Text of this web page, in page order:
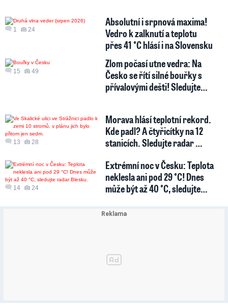
1 24
Absolutní i srpnová maxima!
Vedro k zalknutí a teplotu
přes 41 °C hlásí i na Slovensku
15 49
Zlom počasí utne vedra: Na
Česko se řítí silné bouřky s
přívalovými dešti! Sledujte…
13 28
Morava hlásí teplotní rekord.
Kde padl? A čtyřicítky na 12
stanicích. Sledujte radar …
14 24
Extrémní noc v Česku: Teplota
neklesla ani pod 29 °C! Dnes
může být až 40 °C, sledujte…